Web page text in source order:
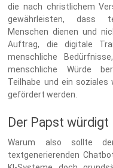
die nach christlichem
gewährleisten, dass
Menschen dienen und
Auftrag, die digitale
menschliche
menschliche Würde
Teilhabe und ein
gefördert werden.
Der Papst würdigt
Warum also sollte
textgenerierenden